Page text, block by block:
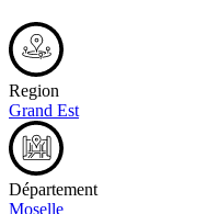
Region
Grand Est
Département
Moselle